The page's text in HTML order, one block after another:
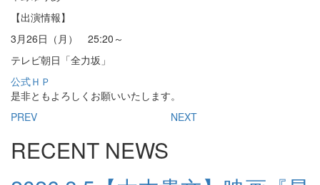
【出演情報】
3月26日（月） 25:20～
テレビ朝日「全力坂」
公式ＨＰ
是非ともよろしくお願いいたします。
PREV
NEXT
RECENT NEWS